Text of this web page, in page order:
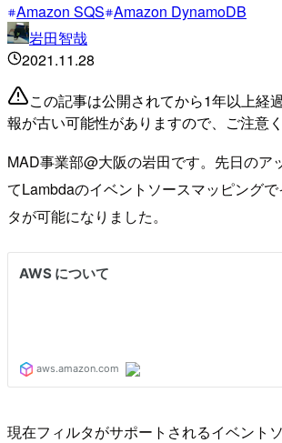
Amazon SQS Amazon DynamoDB
岩田智哉
2021.11.28
この記事は公開されてから1年以上経
報が古い可能性がありますので、ご注意く
MAD事業部@大阪の岩田です。先日のア
てLambdaのイベントソースマッピング
タが可能になりました。
現在フィルタがサポートされるイベント